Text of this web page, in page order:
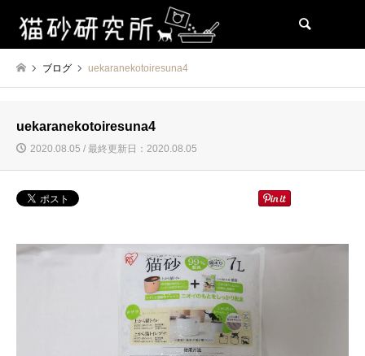
ブログ uekaranekotoiresuna4
uekaranekotoiresuna4
2020.08.05 / 最終更新日：2020.08.05